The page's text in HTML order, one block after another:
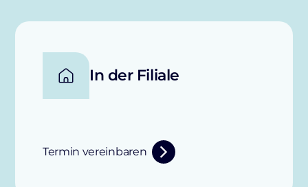
In der Filiale
Termin vereinbaren